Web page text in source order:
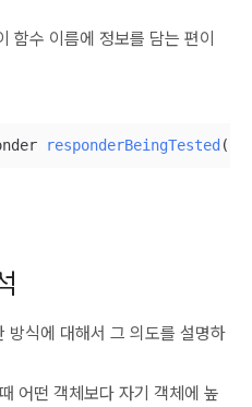
함수 이름에 정보를 담는 편이
responderBeingTested(
방식에 대해서 그 의도를 설명하
어떤 객체보다 자기 객체에 높